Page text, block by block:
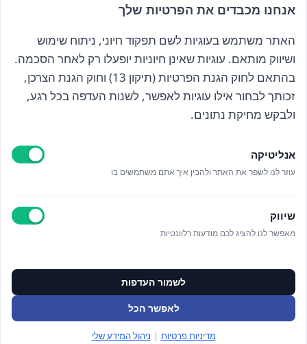
⁦₪49.00⁩
⁦₪110.00⁩
הרשם לניוזלטר שלנו
קראתי ואני מאשר/ת את
כל הזכויות שמורות אנה ויסטריך
ניהול מידע אישי
ניהול עוגיות
תקנון האתר
צור קשר
אנחנו מכבדים את הפרטיות שלך
האתר משתמש בעוגיות לשם תפקוד חיוני, ניתוח שימוש
ושיווק מותאם. עוגיות שאינן חיוניות יופעלו רק לאחר הסכמה.
בהתאם לחוק הגנת הפרטיות (תיקון 13) וחוק הגנת הצרכן,
זכותך לבחור אילו עוגיות לאפשר, לשנות העדפה בכל רגע,
ולבקש מחיקת נתונים.
אנליטיקה
עוזר לנו לשפר את האתר ולהבין איך אתם משתמשים בו
שיווק
מאפשר לנו להציג לכם מודעות רלוונטיות
לשמור העדפות
לאפשר הכל
מדיניות פרטיות | ניהול המידע שלי